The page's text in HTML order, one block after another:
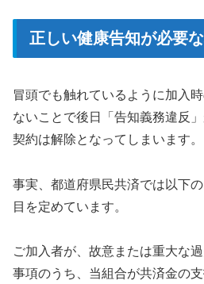
正しい健康告知が必要
冒頭でも触れているように加入
ないことで後日「告知義務違反
契約は解除となってしまいます。
事実、都道府県民共済では以下
目を定めています。
ご加入者が、故意または重大な
事項のうち、当組合が共済金の